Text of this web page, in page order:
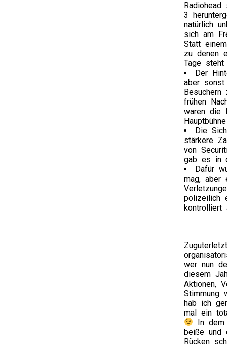
3
natürlich
sich am
Statt
zu denen
Tage
Der
aber
frühen
waren die
Die
stärkere
von
gab es in
Dafür
mag, aber
polizeilich
kontrolliert
wer nun
diesem
Aktionen,
Stimmung
hab ich
mal ein
In
beiße und
Rücken